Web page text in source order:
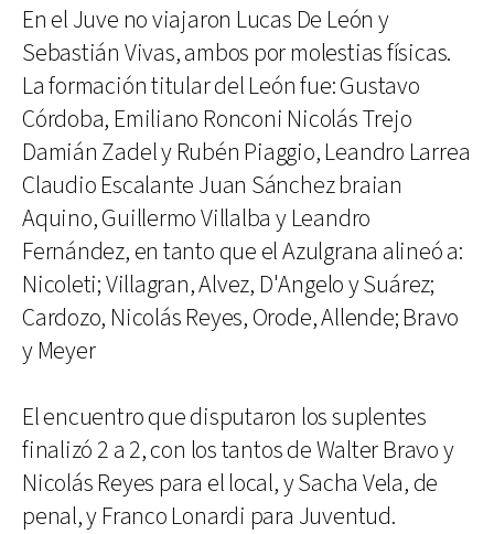
En el Juve no viajaron Lucas De León y
Sebastián Vivas, ambos por molestias físicas.
La formación titular del León fue: Gustavo
Córdoba, Emiliano Ronconi Nicolás Trejo
Damián Zadel y Rubén Piaggio, Leandro Larrea
Claudio Escalante Juan Sánchez braian
Aquino, Guillermo Villalba y Leandro
Fernández, en tanto que el Azulgrana alineó a:
Nicoleti; Villagran, Alvez, D'Angelo y Suárez;
Cardozo, Nicolás Reyes, Orode, Allende; Bravo
y Meyer
El encuentro que disputaron los suplentes
finalizó 2 a 2, con los tantos de Walter Bravo y
Nicolás Reyes para el local, y Sacha Vela, de
penal, y Franco Lonardi para Juventud.